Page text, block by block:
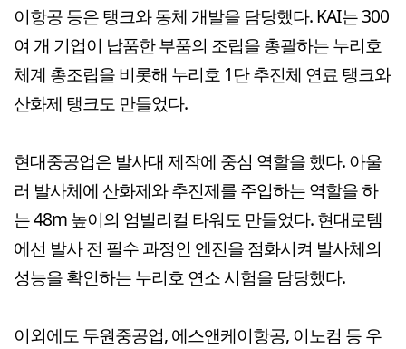
이항공 등은 탱크와 동체 개발을 담당했다. KAI는 300
여 개 기업이 납품한 부품의 조립을 총괄하는 누리호
체계 총조립을 비롯해 누리호 1단 추진체 연료 탱크와
산화제 탱크도 만들었다.
현대중공업은 발사대 제작에 중심 역할을 했다. 아울
러 발사체에 산화제와 추진제를 주입하는 역할을 하
는 48m 높이의 엄빌리컬 타워도 만들었다. 현대로템
에선 발사 전 필수 과정인 엔진을 점화시켜 발사체의
성능을 확인하는 누리호 연소 시험을 담당했다.
이외에도 두원중공업, 에스앤케이항공, 이노컴 등 우